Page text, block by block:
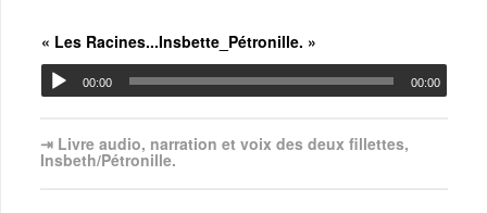
« Les Racines...Insbette_Pétronille. »
00:00 00:00
⇥ Livre audio, narration et voix des deux fillettes,
Insbeth/Pétronille.